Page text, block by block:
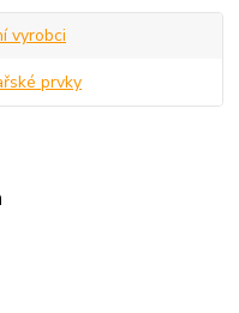
vyrobci
prvky